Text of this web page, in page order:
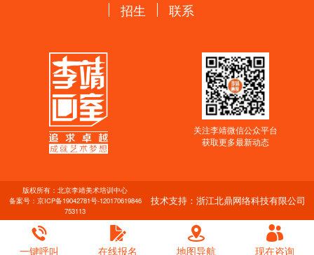
一键呼叫 在线报名 地图导航 现在咨询
招生
联系
关注李靖微信公众平台
获取更多最新动态
版权所有：北京李靖美术培训中心
备案号： 京ICP备19042781号-120170619846
753113
技术支持：浙江北鼎网络科技有限公司